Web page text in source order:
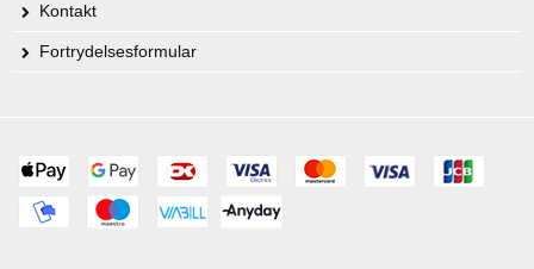
Kontakt
Fortrydelsesformular